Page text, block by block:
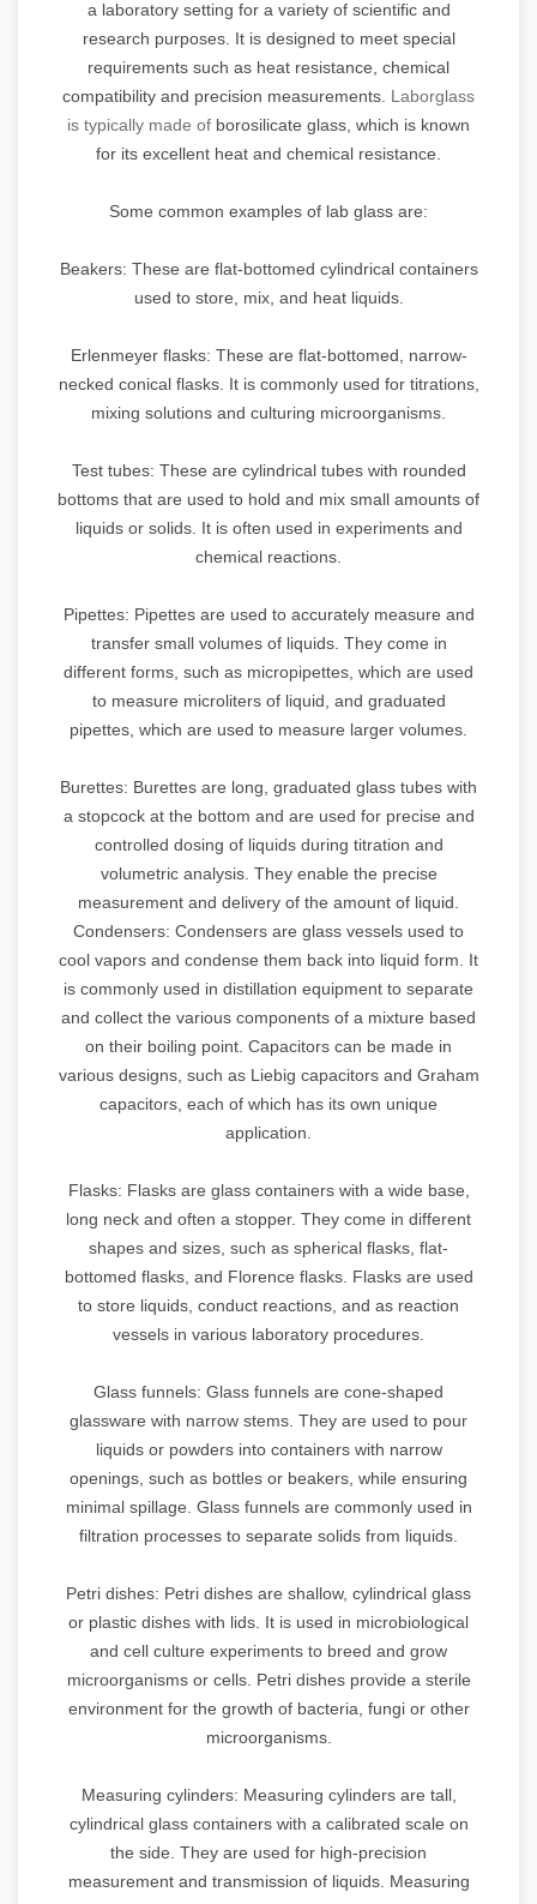
a laboratory setting for a variety of scientific and
research purposes. It is designed to meet special
requirements such as heat resistance, chemical
compatibility and precision measurements. Laborglass
is typically made of borosilicate glass, which is known
for its excellent heat and chemical resistance.
Some common examples of lab glass are:
Beakers: These are flat-bottomed cylindrical containers
used to store, mix, and heat liquids.
Erlenmeyer flasks: These are flat-bottomed, narrow-
necked conical flasks. It is commonly used for titrations,
mixing solutions and culturing microorganisms.
Test tubes: These are cylindrical tubes with rounded
bottoms that are used to hold and mix small amounts of
liquids or solids. It is often used in experiments and
chemical reactions.
Pipettes: Pipettes are used to accurately measure and
transfer small volumes of liquids. They come in
different forms, such as micropipettes, which are used
to measure microliters of liquid, and graduated
pipettes, which are used to measure larger volumes.
Burettes: Burettes are long, graduated glass tubes with
a stopcock at the bottom and are used for precise and
controlled dosing of liquids during titration and
volumetric analysis. They enable the precise
measurement and delivery of the amount of liquid.
Condensers: Condensers are glass vessels used to
cool vapors and condense them back into liquid form. It
is commonly used in distillation equipment to separate
and collect the various components of a mixture based
on their boiling point. Capacitors can be made in
various designs, such as Liebig capacitors and Graham
capacitors, each of which has its own unique
application.
Flasks: Flasks are glass containers with a wide base,
long neck and often a stopper. They come in different
shapes and sizes, such as spherical flasks, flat-
bottomed flasks, and Florence flasks. Flasks are used
to store liquids, conduct reactions, and as reaction
vessels in various laboratory procedures.
Glass funnels: Glass funnels are cone-shaped
glassware with narrow stems. They are used to pour
liquids or powders into containers with narrow
openings, such as bottles or beakers, while ensuring
minimal spillage. Glass funnels are commonly used in
filtration processes to separate solids from liquids.
Petri dishes: Petri dishes are shallow, cylindrical glass
or plastic dishes with lids. It is used in microbiological
and cell culture experiments to breed and grow
microorganisms or cells. Petri dishes provide a sterile
environment for the growth of bacteria, fungi or other
microorganisms.
Measuring cylinders: Measuring cylinders are tall,
cylindrical glass containers with a calibrated scale on
the side. They are used for high-precision
measurement and transmission of liquids. Measuring